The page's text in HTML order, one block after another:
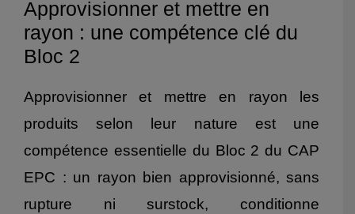
Approvisionner et mettre en
rayon : une compétence clé du
Bloc 2
Approvisionner et mettre en rayon les
produits selon leur nature est une
compétence essentielle du Bloc 2 du CAP
EPC : un rayon bien approvisionné, sans
rupture ni surstock, conditionne